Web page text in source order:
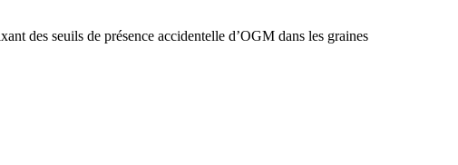
des seuils de présence accidentelle d’OGM dans les graines